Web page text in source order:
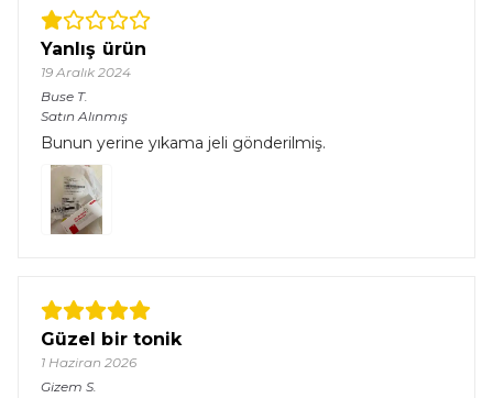
Yanlış ürün
19 Aralık 2024
Buse T.
Satın Alınmış
Bunun yerine yıkama jeli gönderilmiş.
Güzel bir tonik
1 Haziran 2026
Gizem S.